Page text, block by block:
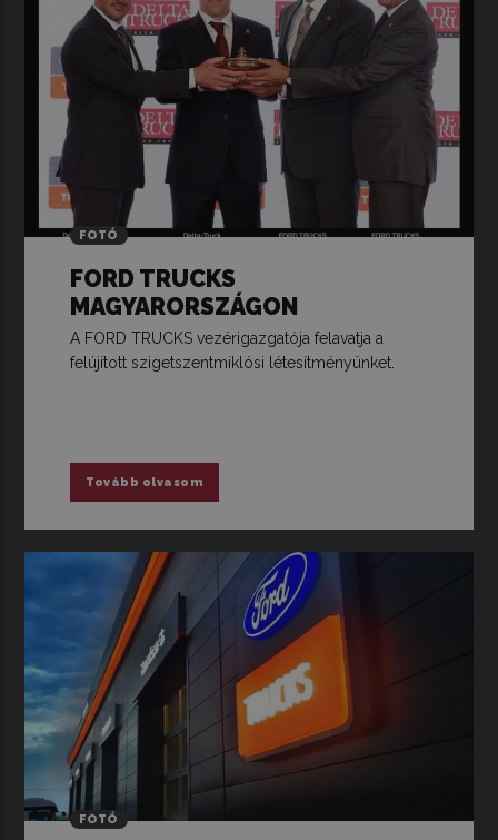
FOTÓ
FORD TRUCKS
MAGYARORSZÁGON
A FORD TRUCKS vezérigazgatója felavatja a
felújított szigetszentmiklósi létesítményünket.
Tovább olvasom
FOTÓ